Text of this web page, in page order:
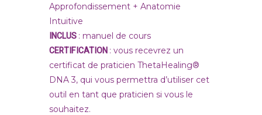
Approfondissement + Anatomie
Intuitive
INCLUS : manuel de cours
CERTIFICATION : vous recevrez un
certificat de praticien ThetaHealing®
DNA 3, qui vous permettra d’utiliser cet
outil en tant que praticien si vous le
souhaitez.